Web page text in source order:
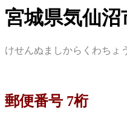
宮城県気仙
けせんぬましからくわちょ
郵便番号 7桁